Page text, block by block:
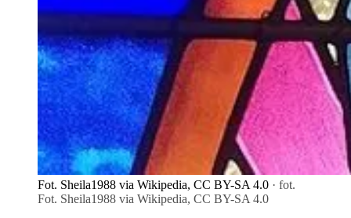
Fot. Sheila1988 via Wikipedia, CC BY-SA 4.0 · fot.
Fot. Sheila1988 via Wikipedia, CC BY-SA 4.0